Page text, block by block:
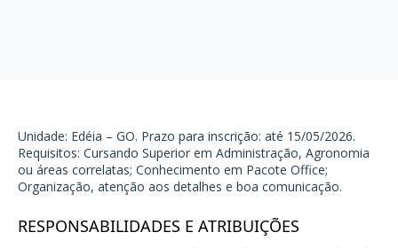
Unidade: Edéia – GO. Prazo para inscrição: até 15/05/2026.
Requisitos: Cursando Superior em Administração, Agronomia
ou áreas correlatas; Conhecimento em Pacote Office;
Organização, atenção aos detalhes e boa comunicação.
RESPONSABILIDADES E ATRIBUIÇÕES